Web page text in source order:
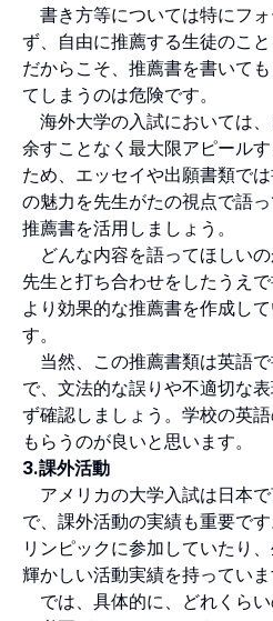
書き方等については特にフ
ず、自由に推薦する生徒のこと
だからこそ、推薦書を書いて
てしまうのは危険です。
海外大学の入試においては
余すことなく最大限アピール
ため、エッセイや出願書類で
の魅力を先生がたの視点で語っ
推薦書を活用しましょう。
どんな内容を語ってほしい
先生と打ち合わせをしたうえ
より効果的な推薦書を作成し
す。
当然、この推薦書類は英語
で、文法的な誤りや不適切な
ず確認しましょう。学校の英
もらうのが良いと思います。
3.課外活動
アメリカの大学入試は日本
で、課外活動の実績も重要で
リンピックに参加していたり
輝かしい活動実績を持っていま
では、具体的に、どれくら